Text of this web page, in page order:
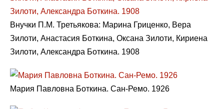
Внучки П.М. Третьякова: Марина Гриценко, Вера
Зилоти, Анастасия Боткина, Оксана Зилоти, Кириена
Зилоти, Александра Боткина. 1908
Мария Павловна Боткина. Сан-Ремо. 1926